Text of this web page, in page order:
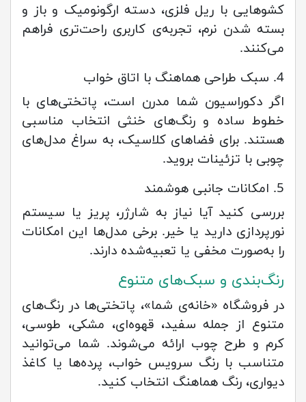
کشوهایی با ریل فلزی، دسته ارگونومیک و باز و
بسته شدن نرم، تجربه‌ی کاربری راحت‌تری فراهم
می‌کنند.
4. سبک طراحی هماهنگ با اتاق خواب
اگر دکوراسیون شما مدرن است، پاتختی‌های با
خطوط ساده و رنگ‌های خنثی انتخاب مناسبی
هستند. برای فضاهای کلاسیک، به سراغ مدل‌های
چوبی با تزئینات بروید.
5. امکانات جانبی هوشمند
بررسی کنید آیا نیاز به شارژر، پریز یا سیستم
نورپردازی دارید یا خیر. برخی مدل‌ها این امکانات
را به‌صورت مخفی یا تعبیه‌شده دارند.
رنگ‌بندی و سبک‌های متنوع
در فروشگاه «خانه‌ی شما»، پاتختی‌ها در رنگ‌های
متنوع از جمله سفید، قهوه‌ای، مشکی، طوسی،
کرم و طرح چوب ارائه می‌شوند. شما می‌توانید
متناسب با رنگ سرویس خواب، پرده‌ها یا کاغذ
دیواری، رنگ هماهنگ انتخاب کنید.